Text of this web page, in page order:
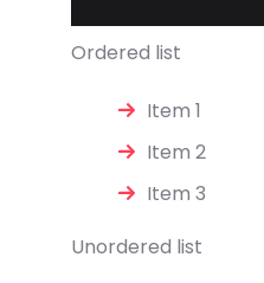
Ordered list
Item 1
Item 2
Item 3
Unordered list